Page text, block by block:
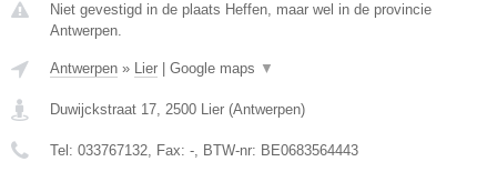
Niet gevestigd in de plaats Heffen, maar wel in de provincie
Antwerpen.
Antwerpen » Lier Google maps ▼
Duwijckstraat 17, 2500 Lier (Antwerpen)
Tel: 033767132, Fax: -, BTW-nr: BE0683564443